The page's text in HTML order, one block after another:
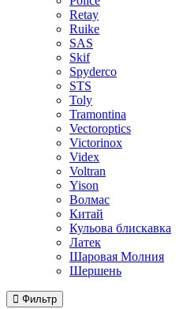
Retay
Ruike
SAS
Skif
Spyderco
STS
Toly
Tramontina
Vectoroptics
Victorinox
Videx
Voltran
Yison
Волмас
Китай
Кульова блискавка
Латек
Шаровая Молния
Шершень
Фильтр